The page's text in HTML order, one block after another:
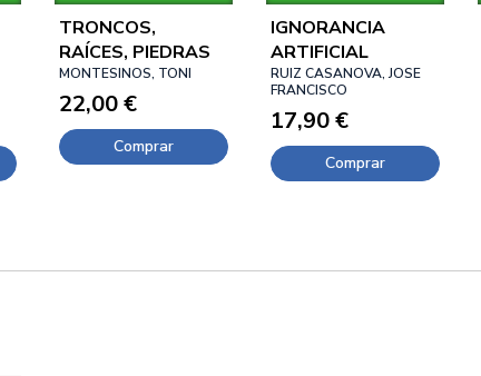
TRONCOS,
RAÍCES, PIEDRAS
MONTESINOS, TONI
22,00 €
Comprar
IGNORANCIA
ARTIFICIAL
RUIZ CASANOVA, JOSE
FRANCISCO
17,90 €
Comprar